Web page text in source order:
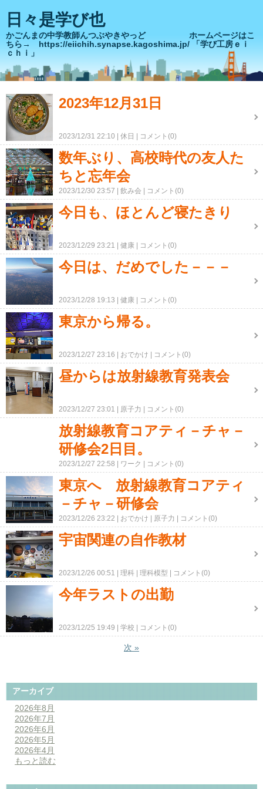
日々是学び也
かごんまの中学教師んつぶやきやっど ホームページはこ
ちら→ https://eiichih.synapse.kagoshima.jp/ 「学び工房ｅｉ
ｃｈｉ」
2023年12月31日
2023/12/31 22:10 休日 コメント(0)
数年ぶり、高校時代の友人た
ちと忘年会
2023/12/30 23:57 飲み会 コメント(0)
今日も、ほとんど寝たきり
2023/12/29 23:21 健康 コメント(0)
今日は、だめでした－－－
2023/12/28 19:13 健康 コメント(0)
東京から帰る。
2023/12/27 23:16 おでかけ コメント(0)
昼からは放射線教育発表会
2023/12/27 23:01 原子力 コメント(0)
放射線教育コアティ－チャ－
研修会2日目。
2023/12/27 22:58 ワーク コメント(0)
東京へ 放射線教育コアティ
－チャ－研修会
2023/12/26 23:22 おでかけ 原子力 コメント(0)
宇宙関連の自作教材
2023/12/26 00:51 理科 理科模型 コメント(0)
今年ラストの出勤
2023/12/25 19:49 学校 コメント(0)
次 »
アーカイブ
2026年8月
2026年7月
2026年6月
2026年5月
2026年4月
もっと読む